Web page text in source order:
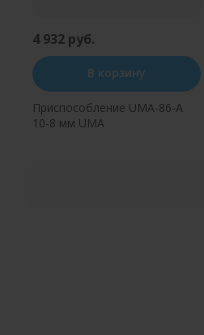
4 932 руб.
В корзину
Приспособление UMA-86-A
10-8 мм UMA